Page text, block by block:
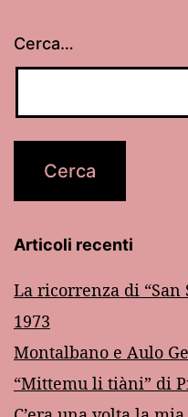
Cerca…
Articoli recenti
La ricorrenza di
1973
Montalbano e Aulo
“Mittemu li tiàni” di